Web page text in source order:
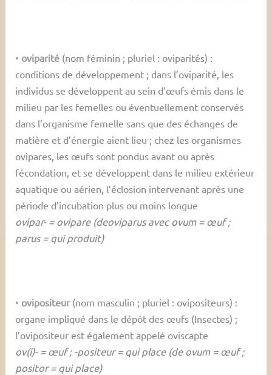
• oviparité (nom féminin ; pluriel : oviparités) :
conditions de développement ; dans l’oviparité, les
individus se développent au sein d’œufs émis dans le
milieu par les femelles ou éventuellement conservés
dans l’organisme femelle sans que des échanges de
matière et d’énergie aient lieu ; chez les organismes
ovipares, les œufs sont pondus avant ou après
fécondation, et se développent dans le milieu extérieur
aquatique ou aérien, l’éclosion intervenant après une
période d’incubation plus ou moins longue
ovipar- = ovipare (deoviparus avec ovum = œuf ;
parus = qui produit)
• ovipositeur(nom masculin ; pluriel : ovipositeurs) :
organe impliqué dans le dépôt des œufs (Insectes) ;
l’ovipositeur est également appelé oviscapte
ov(i)- = œuf ; -positeur = qui place (de ovum = œuf ;
positor = qui place)